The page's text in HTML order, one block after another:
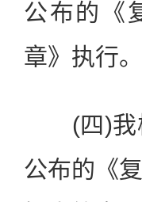
公布的《
章》执行。
(四)我校
公布的《